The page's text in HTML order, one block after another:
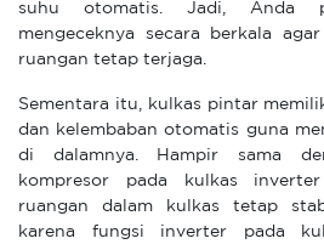
suhu otomatis. Jadi, Anda
mengeceknya secara berkala
ruangan tetap terjaga.
Sementara itu, kulkas pintar
dan kelembaban otomatis guna
di dalamnya. Hampir sama
kompresor pada kulkas
ruangan dalam kulkas tetap
karena fungsi inverter pada